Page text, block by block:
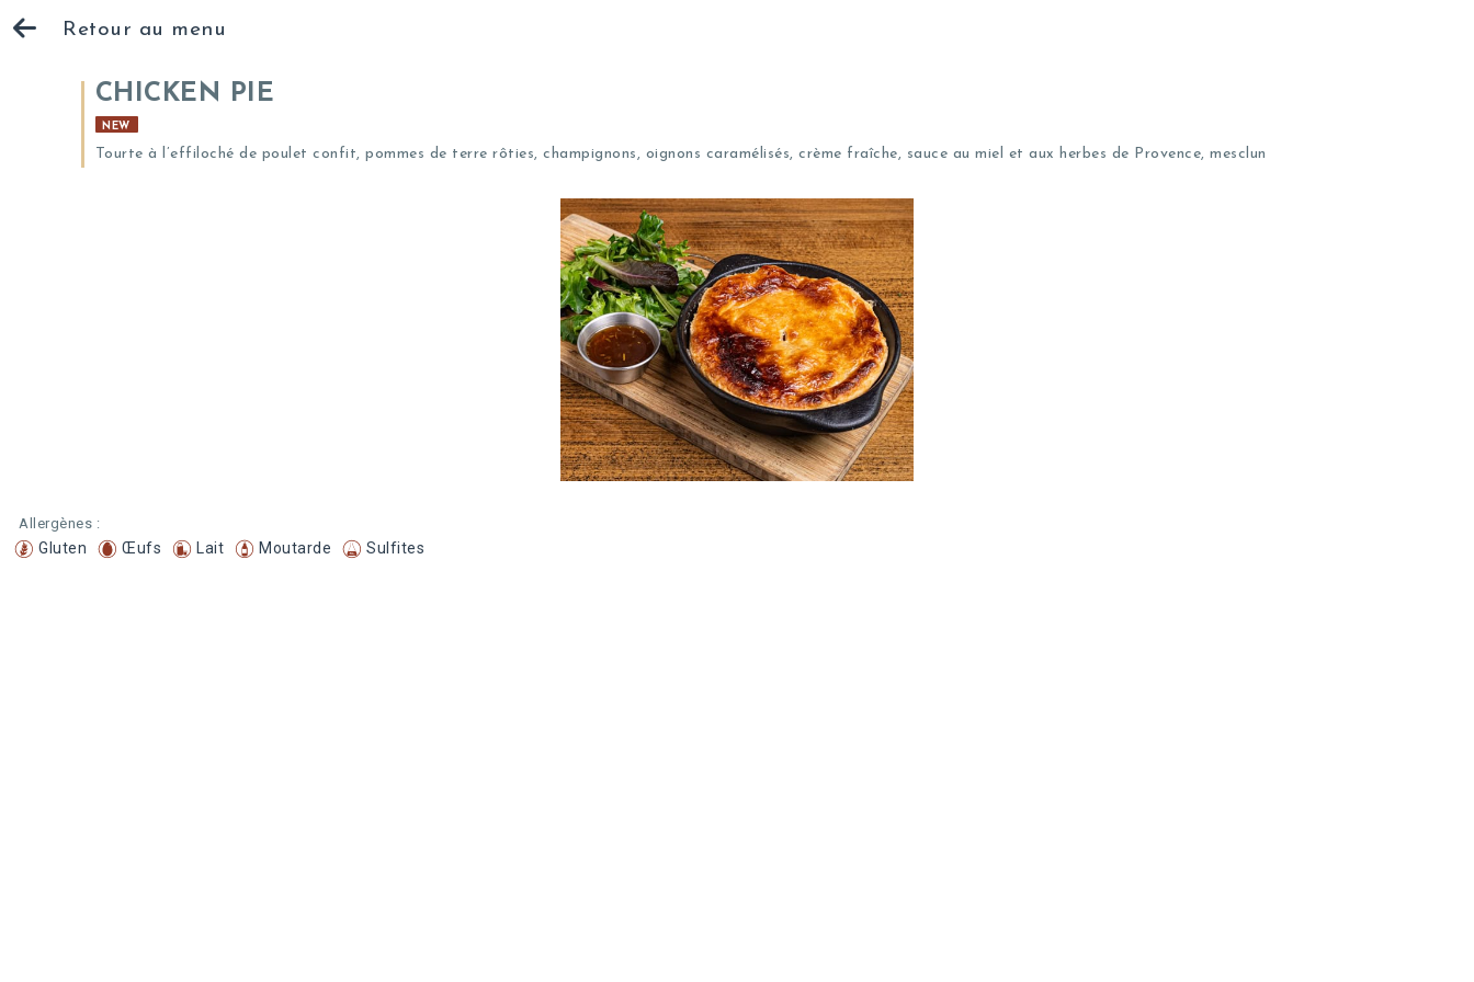
Retour au menu
CHICKEN PIE
NEW
Tourte à l’effiloché de poulet confit, pommes de terre rôties, champignons, oignons caramélisés, crème fraîche, sauce au miel et aux herbes de Provence, mesclun
Allergènes :
Gluten Œufs Lait Moutarde Sulfites